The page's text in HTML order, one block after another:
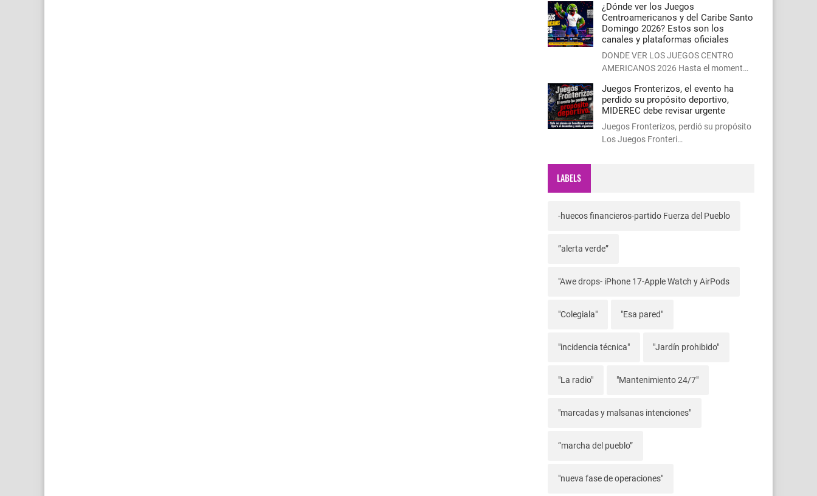
¿Dónde ver los Juegos
Centroamericanos y del Caribe Santo
Domingo 2026? Estos son los
canales y plataformas oficiales
DONDE VER LOS JUEGOS CENTRO
AMERICANOS 2026 Hasta el moment…
Juegos Fronterizos, el evento ha
perdido su propósito deportivo,
MIDEREC debe revisar urgente
Juegos Fronterizos, perdió su propósito
Los Juegos Fronteri…
LABELS
-huecos financieros-partido Fuerza del Pueblo
”alerta verde”
"Awe drops- iPhone 17-Apple Watch y AirPods
"Colegiala" "Esa pared"
"incidencia técnica" "Jardín prohibido"
"La radio" "Mantenimiento 24/7"
"marcadas y malsanas intenciones"
“marcha del pueblo”
"nueva fase de operaciones"